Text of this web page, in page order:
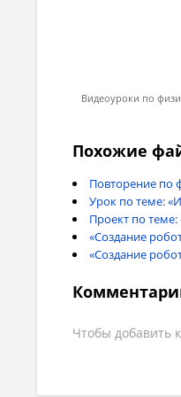
магнит
тендеудегі
Бірақ уақыт
Жылдамдықтың
Видеоуроки по
Похожие
Повторение по
Урок по теме:
Проект по
«Создание
«Создание
Чтобы добавить